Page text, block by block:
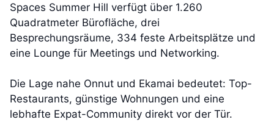
Spaces Summer Hill verfügt über 1.260
Quadratmeter Bürofläche, drei
Besprechungsräume, 334 feste Arbeitsplätze und
eine Lounge für Meetings und Networking.
Die Lage nahe Onnut und Ekamai bedeutet: Top-
Restaurants, günstige Wohnungen und eine
lebhafte Expat-Community direkt vor der Tür.